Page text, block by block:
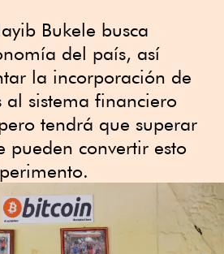
Bukele busca
del país, así
la incorporación de
al sistema financiero
tendrá que superar
pueden convertir esto